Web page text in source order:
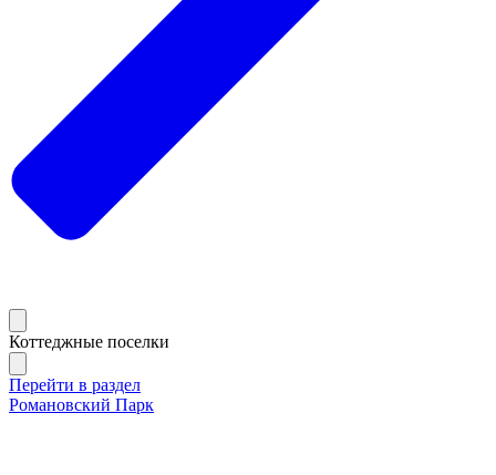
Коттеджные поселки
Перейти в раздел
Романовский Парк